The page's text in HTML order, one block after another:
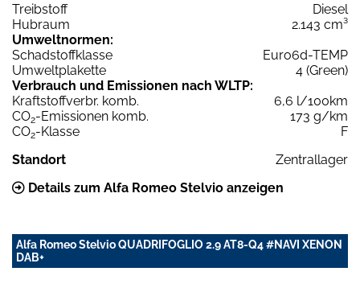
Treibstoff
Diesel
Hubraum
2.143 cm³
Umweltnormen:
Schadstoffklasse
Euro6d-TEMP
Umweltplakette
4 (Green)
Verbrauch und Emissionen nach WLTP:
Kraftstoffverbr. komb.
6,6 l/100km
CO2-Emissionen komb.
173 g/km
CO2-Klasse
F
Standort
Zentrallager
Details zum Alfa Romeo Stelvio anzeigen
Alfa Romeo Stelvio QUADRIFOGLIO 2.9 AT8-Q4 #NAVI XENON
DAB+